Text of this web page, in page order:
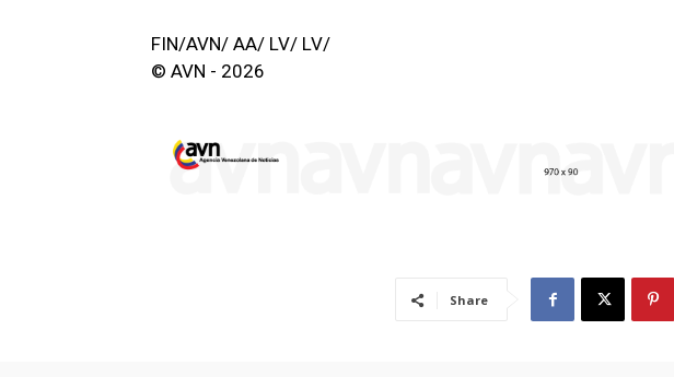
FIN/AVN/ AA/ LV/ LV/
© AVN - 2026
Share